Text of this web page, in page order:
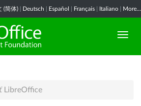
(简体) Deutsch Español Français Italiano More...
LibreOffice